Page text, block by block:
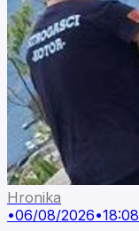
Hronika
•06/08/2026•18:08